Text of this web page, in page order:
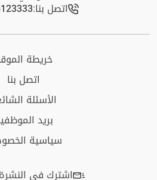
اتصل بنا:
خريطة
اتصل بنا
الأسئلة
بريد
سياسية
اشترك في النشرة